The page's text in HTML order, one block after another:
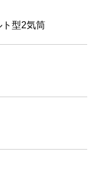
型2気筒